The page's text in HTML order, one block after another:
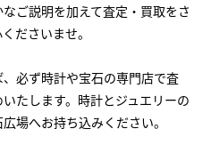
ご説明を加えて査定・買取をさ
ださいませ。
必ず時計や宝石の専門店で査
たします。時計とジュエリーの
場へお持ち込みください。